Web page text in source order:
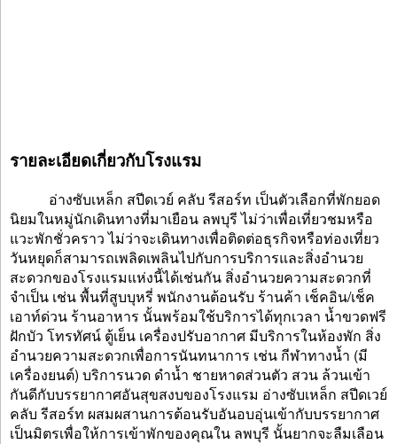
รายละเอียดเกี่ยวกับโรงแรม
อ่างซับเหล็ก สปีดเวย์ คลับ รีสอร์ท เป็นตัวเลือกที่พักยอด
นิยมในหมู่นักเดินทางที่มาเยือน ลพบุรี ไม่ว่าเพื่อเที่ยวชมหรือ
แวะพักชั่วคราว ไม่ว่าจะเดินทางเพื่อติดต่อธุรกิจหรือท่องเที่ยว
วันหยุดก็สามารถเพลิดเพลินไปกับการบริการและสิ่งอำนวย
สะดวกของโรงแรมแห่งนี้ได้เช่นกัน สิ่งอำนวยความสะดวกที่
จำเป็น เช่น พื้นที่สูบบุหรี่ พนักงานต้อนรับ ร้านค้า เช็คอิน/เช็ค
เอาท์ด่วน ร้านอาหาร นั้นพร้อมใช้บริการได้ทุกเวลา น้ำขวดฟรี
ฝักบัว โทรทัศน์ ตู้เย็น เครื่องปรับอากาศ มีบริการในห้องพัก สิ่ง
อำนวยความสะดวกเพื่อการนันทนาการ เช่น กีฬาทางน้ำ (มี
เครื่องยนต์) บริการนวด ดำน้ำ ชายหาดส่วนตัว สวน ล้วนเข้า
กันดีกับบรรยากาศอันสุขสงบของโรงแรม อ่างซับเหล็ก สปีดเวย์
คลับ รีสอร์ท ผสมผสานการต้อนรับอันอบอุ่นเข้ากับบรรยากาศ
เป็นมิตรเพื่อให้การเข้าพักของคุณใน ลพบุรี นั้นยากจะลืมเลือน